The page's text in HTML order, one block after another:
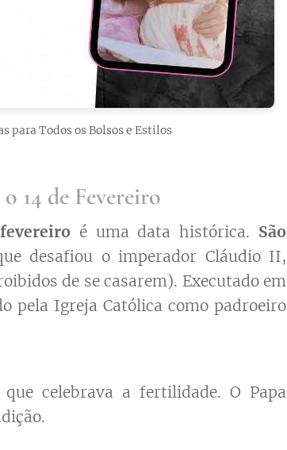
para Todos os Bolsos e Estilos
14 de Fevereiro
é uma data histórica. São
desafiou o imperador Cláudio II,
de se casarem). Executado em
pela Igreja Católica como padroeiro
que celebrava a fertilidade. O Papa